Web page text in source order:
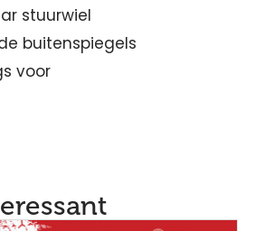
stuurwiel
buitenspiegels
voor